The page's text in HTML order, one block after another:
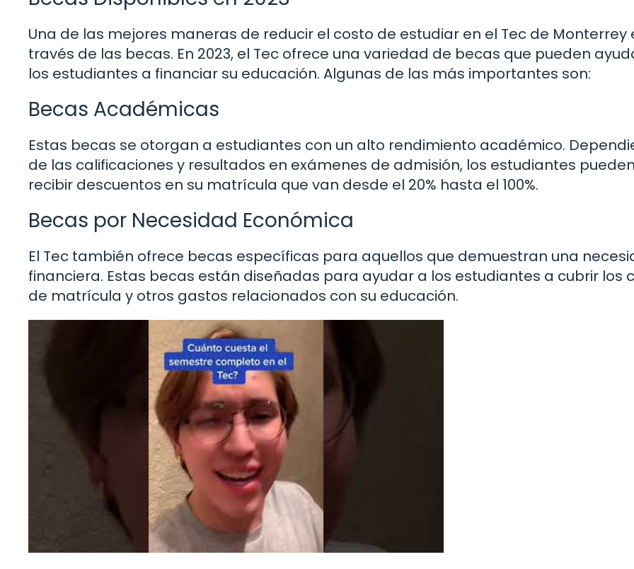
Una de las mejores maneras de reducir el costo de estudiar en el Tec de Monterrey
través de las becas. En 2023, el Tec ofrece una variedad de becas que pueden
los estudiantes a financiar su educación. Algunas de las más importantes son:
Becas Académicas
Estas becas se otorgan a estudiantes con un alto rendimiento académico.
de las calificaciones y resultados en exámenes de admisión, los estudiantes pueden
recibir descuentos en su matrícula que van desde el 20% hasta el 100%.
Becas por Necesidad Económica
El Tec también ofrece becas específicas para aquellos que demuestran una
financiera. Estas becas están diseñadas para ayudar a los estudiantes a cubrir los
de matrícula y otros gastos relacionados con su educación.